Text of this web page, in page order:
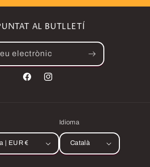
AL BUTLLETÍ
electrònic
Espanya | EUR €
Idioma
Català